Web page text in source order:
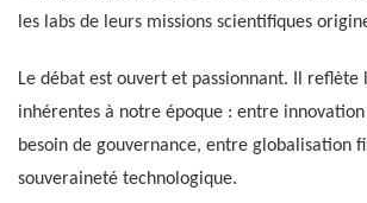
les labs de leurs missions scientifiques
Le débat est ouvert et passionnant. Il reflète
inhérentes à notre époque : entre
besoin de gouvernance, entre globalisation
souveraineté technologique.